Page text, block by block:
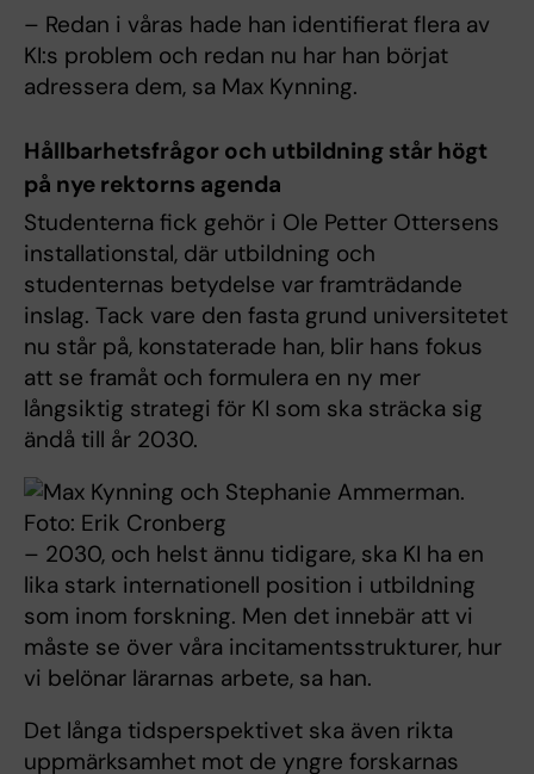
– Redan i våras hade han identifierat flera av
KI:s problem och redan nu har han börjat
adressera dem, sa Max Kynning.
Hållbarhetsfrågor och utbildning står högt
på nye rektorns agenda
Studenterna fick gehör i Ole Petter Ottersens
installationstal, där utbildning och
studenternas betydelse var framträdande
inslag. Tack vare den fasta grund universitetet
nu står på, konstaterade han, blir hans fokus
att se framåt och formulera en ny mer
långsiktig strategi för KI som ska sträcka sig
ändå till år 2030.
– 2030, och helst ännu tidigare, ska KI ha en
lika stark internationell position i utbildning
som inom forskning. Men det innebär att vi
måste se över våra incitamentsstrukturer, hur
vi belönar lärarnas arbete, sa han.
Det långa tidsperspektivet ska även rikta
uppmärksamhet mot de yngre forskarnas